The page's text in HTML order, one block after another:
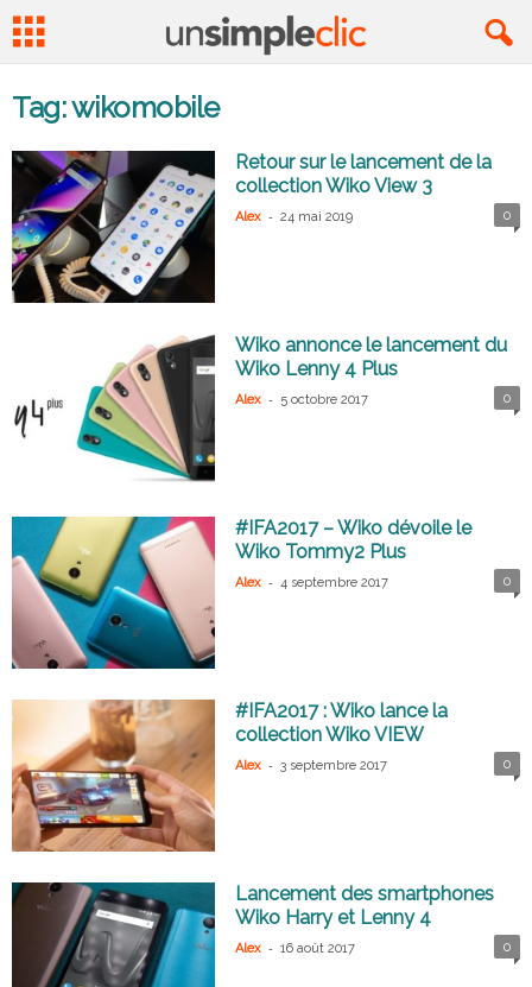
Tag: wikomobile
Retour sur le lancement de la
collection Wiko View 3
Alex - 24 mai 2019 0
Wiko annonce le lancement du
Wiko Lenny 4 Plus
Alex - 5 octobre 2017 0
#IFA2017 – Wiko dévoile le
Wiko Tommy2 Plus
Alex - 4 septembre 2017 0
#IFA2017 : Wiko lance la
collection Wiko VIEW
Alex - 3 septembre 2017 0
Lancement des smartphones
Wiko Harry et Lenny 4
Alex - 16 août 2017 0